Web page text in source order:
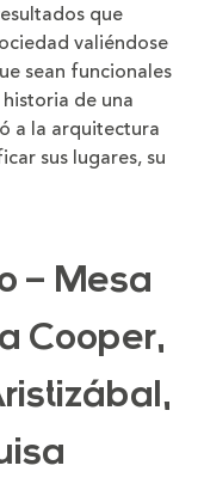
que
valiéndose
sean funcionales
de una
a la arquitectura
sus lugares, su
– Mesa
Cooper,